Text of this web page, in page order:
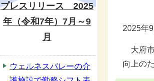
2025年
大府市
向上の
プレスリリース 2025
年（令和7年）7月～9
月
ウェルネスバレーの介